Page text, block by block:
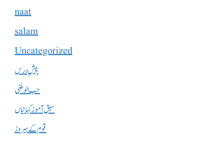
naat
salam
Uncategorized
پیشِ درس
حب الوطنی
سبق آموز کہانیاں
قوم کے ہیروز